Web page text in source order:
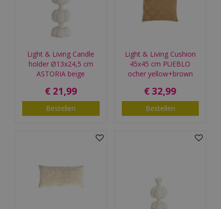
Light & Living Candle
holder Ø13x24,5 cm
ASTORIA beige
€ 21,99
Bestellen
Light & Living Cushion
45x45 cm PUEBLO
ocher yellow+brown
€ 32,99
Bestellen